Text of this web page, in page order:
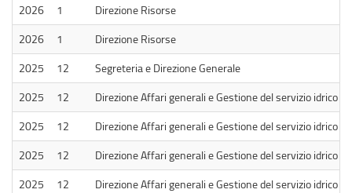
2026
1 Direzione Risorse
2026
1 Direzione Risorse
2025
12 Segreteria e Direzione Generale
2025
12 Direzione Affari generali e Gestione del servizio idrico
2025
12 Direzione Affari generali e Gestione del servizio idrico
2025
12 Direzione Affari generali e Gestione del servizio idrico
2025
12 Direzione Affari generali e Gestione del servizio idrico